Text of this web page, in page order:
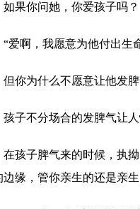
如果你问她，你爱孩子吗？
“爱啊，我愿意为他付出生
但你为什么不愿意让他发脾
孩子不分场合的发脾气让人
在孩子脾气来的时候，执
边缘，管你亲生的还是亲